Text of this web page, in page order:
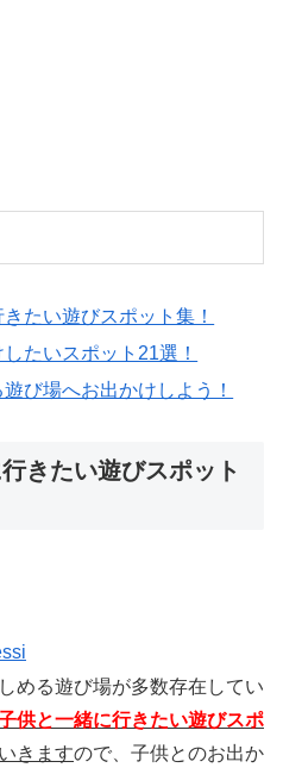
たい遊びスポット集！
たいスポット21選！
び場へお出かけしよう！
きたい遊びスポット
める遊び場が多数存在してい
供と一緒に行きたい遊びスポ
きますので、子供とのお出か